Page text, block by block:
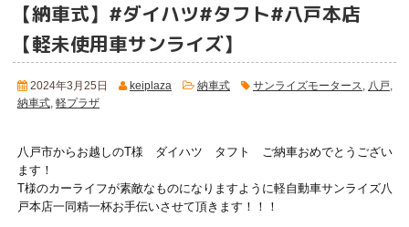
【納車式】#ダイハツ#タフト#八戸本店
【軽未使用車サンライズ】
2024年3月25日 keiplaza 納車式 サンライズモータース 八戸
納車式 軽プラザ
八戸市からお越しのT様 ダイハツ タフト ご納車おめでとうござい
ます！
T様のカーライフが素敵なものになりますように軽自動車サンライズ八
戸本店一同精一杯お手伝いさせて頂きます！！！